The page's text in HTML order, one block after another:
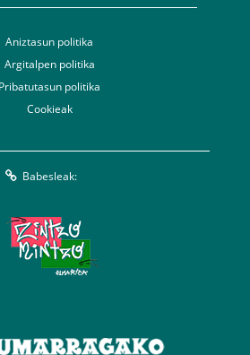
Aniztasun politika
Argitalpen politika
Pribatutasun politika
Cookieak
Babesleak: